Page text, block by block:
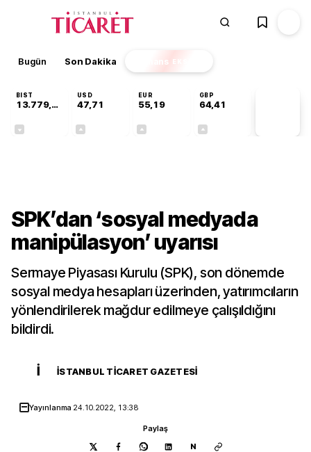
Bugün Son Dakika Finans EKSTRA
BIST
13.779,39
USD
47,71
EUR
55,19
GBP
64,41
SPK’dan ‘sosyal medyada
manipülasyon’ uyarısı
Sermaye Piyasası Kurulu (SPK), son dönemde
sosyal medya hesapları üzerinden, yatırımcıların
yönlendirilerek mağdur edilmeye çalışıldığını
bildirdi.
İ İSTANBUL TICARET GAZETESI
Yayınlanma 24.10.2022, 13:38
Paylaş
N